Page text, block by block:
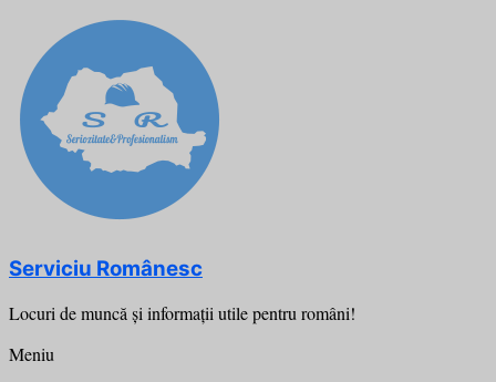
content
Serviciu Românesc
Locuri de muncă şi informații utile pentru români!
Meniu